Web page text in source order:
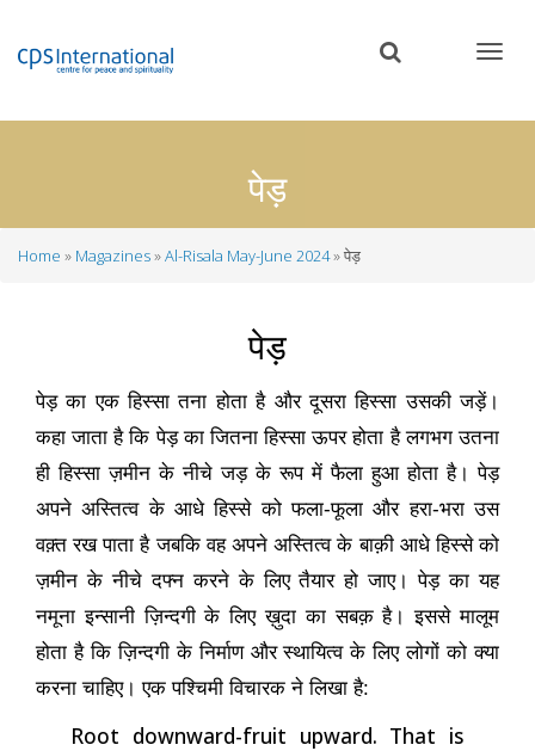
content
पेड़
Home Magazines Al-Risala May-June 2024 पेड़
पेड़
पेड़ का एक हिस्सा तना होता है और दूसरा हिस्सा उसकी जड़ें।
कहा जाता है कि पेड़ का जितना हिस्सा ऊपर होता है लगभग उतना
ही हिस्सा ज़मीन के नीचे जड़ के रूप में फैला हुआ होता है। पेड़
अपने अस्तित्व के आधे हिस्से को फला-फूला और हरा-भरा उस
वक़्त रख पाता है जबकि वह अपने अस्तित्व के बाक़ी आधे हिस्से को
ज़मीन के नीचे दफ्न करने के लिए तैयार हो जाए। पेड़ का यह
नमूना इन्सानी ज़िन्दगी के लिए ख़ुदा का सबक़ है। इससे मालूम
होता है कि ज़िन्दगी के निर्माण और स्थायित्व के लिए लोगों को क्या
करना चाहिए। एक पश्चिमी विचारक ने लिखा है:
Root downward-fruit upward. That is